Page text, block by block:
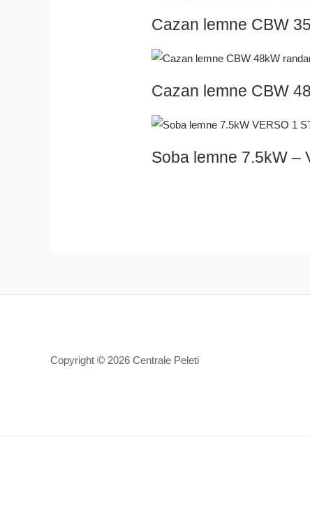
Cazan lemne CBW
Cazan lemne CBW
Soba lemne 7.5kW –
Copyright © 2026 Centrale Peleti